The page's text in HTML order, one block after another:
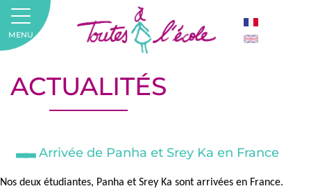
ACTUALITÉS
Arrivée de Panha et Srey Ka en France
Nos deux étudiantes, Panha et Srey Ka sont arrivées en France.
MENU